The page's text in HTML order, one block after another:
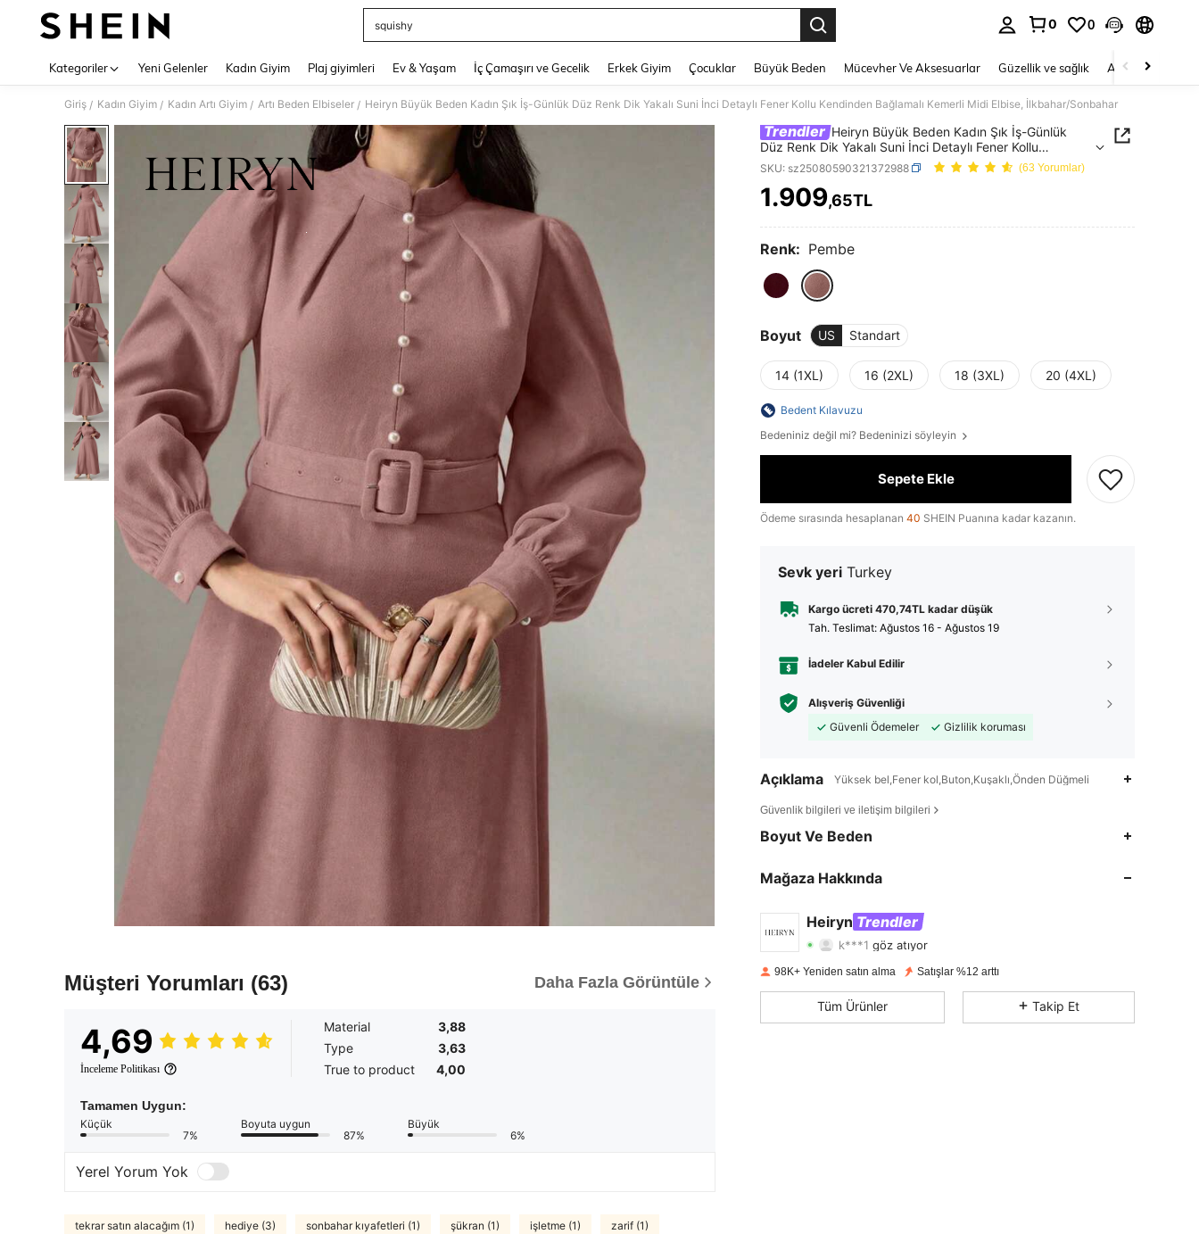
squishy
0 0
Kategoriler Yeni Gelenler Kadın Giyim Plaj giyimleri Ev & Yaşam İç Çamaşırı ve Gecelik Erkek Giyim Çocuklar Büyük Beden Mücevher Ve Aksesuarlar Güzellik ve sağlık Ayakkabı
Giriş / Kadın Giyim / Kadın Artı Giyim / Artı Beden Elbiseler / Heiryn Büyük Beden Kadın Şık İş-Günlük Düz Renk Dik Yakalı Suni İnci Detaylı Fener Kollu Kendinden Bağlamalı Kemerli Midi Elbise, İlkbahar/Sonbahar
Müşteri Yorumları (63) Daha Fazla Görüntüle
4,69
İnceleme Politikası
Material
3,88
Type
3,63
True to product
4,00
Tamamen Uygun:
Küçük
7%
Boyuta uygun
87%
Büyük
6%
Yerel Yorum Yok
tekrar satın alacağım (1) hediye (3) sonbahar kıyafetleri (1) şükran (1) işletme (1) zarif (1)
Trendler Heiryn Büyük Beden Kadın Şık İş-Günlük
Düz Renk Dik Yakalı Suni İnci Detaylı Fener Kollu
Kendinden Bağlamalı Kemerli Midi Elbise,
İlkbahar/Sonbahar
SKU: sz25080590321372988 (63 Yorumlar)
PRICE AND AVAILABILITY
1.909,65TL
Renk: Pembe
Boyut US Standart
14 (1XL) 16 (2XL) 18 (3XL) 20 (4XL)
Bedent Kılavuzu
Bedeniniz değil mi? Bedeninizi söyleyin
Sepete Ekle
Ödeme sırasında hesaplanan 40 SHEIN Puanına kadar kazanın.
Sevk yeri Turkey
Kargo ücreti 470,74TL kadar düşük
Tah. Teslimat: Ağustos 16 - Ağustos 19
İadeler Kabul Edilir
Alışveriş Güvenliği
Güvenli Ödemeler
Gizlilik koruması
Açıklama Yüksek bel,Fener kol,Buton,Kuşaklı,Önden Düğmeli
Güvenlik bilgileri ve iletişim bilgileri
Boyut Ve Beden
Mağaza Hakkında
Heiryn Trendler
k***1göz atıyor
4,80 Derecelendirme
4,80 972 285K
98K+ Yeniden satın alma Satışlar %12 arttı
Tüm Ürünler Takip Et